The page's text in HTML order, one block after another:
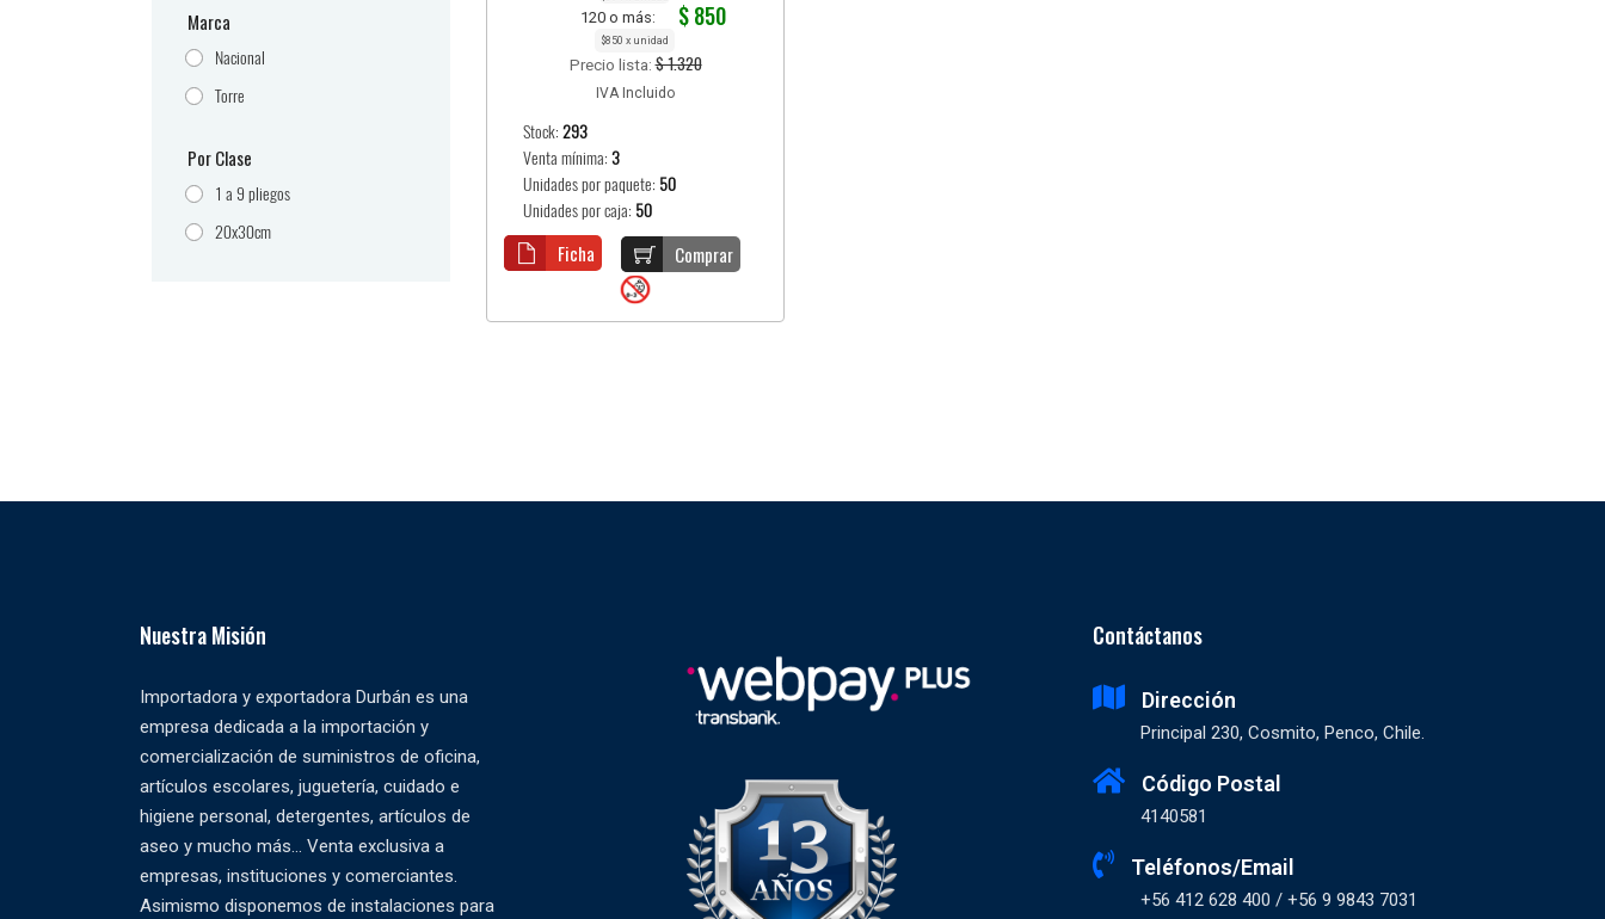
Marca
Nacional
Torre
Por Clase
1 a 9 pliegos
20x30cm
120 o más: $ 850
$850 x unidad
Precio lista:$ 1.320
IVA Incluido
Stock:293
Venta mínima:3
Unidades por paquete: 50
Unidades por caja: 50
Comprar
Ficha
Nuestra Misión
Importadora y exportadora Durbán es una
empresa dedicada a la importación y
comercialización de suministros de oficina,
artículos escolares, juguetería, cuidado e
higiene personal, detergentes, artículos de
aseo y mucho más... Venta exclusiva a
empresas, instituciones y comerciantes.
Asimismo disponemos de instalaciones para
Contáctanos
Dirección
Principal 230, Cosmito, Penco, Chile.
Código Postal
4140581
Teléfonos/Email
+56 412 628 400 / +56 9 9843 7031